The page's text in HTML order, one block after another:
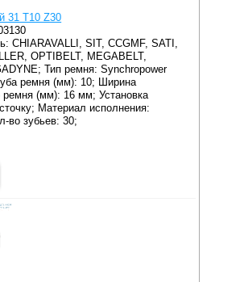
31 T10 Z30
CHIARAVALLI, SIT, CCGMF, SATI,
OPTIBELT, MEGABELT,
Тип ремня: Synchropower
ремня (мм): 10; Ширина
ремня (мм): 16 мм; Установка
Материал исполнения:
во зубьев: 30;